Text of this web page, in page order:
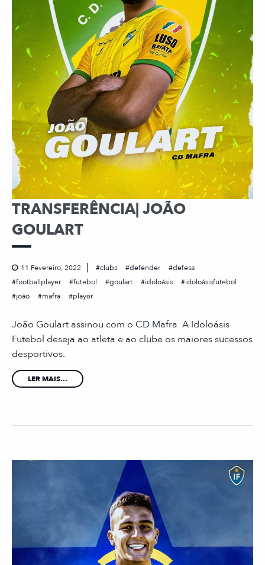
TRANSFERÊNCIA| JOÃO
GOULART
11 Fevereiro, 2022 clubs defender
defesa
footballplayer
futebol goulart idoloásis
idoloásisfutebol
joão
mafra player
João Goulart assinou com o CD Mafra A Idoloásis
Futebol deseja ao atleta e ao clube os maiores sucessos
desportivos.
LER MAIS...